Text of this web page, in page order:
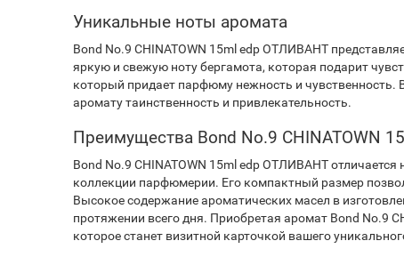
Уникальные ноты аромата
Bond No.9 CHINATOWN 15ml edp ОТЛИВАНТ
яркую и свежую ноту бергамота, которая подарит
который придает парфюму нежность и чувственность.
аромату таинственность и привлекательность.
Преимущества Bond No.9 CHINATOWN
Bond No.9 CHINATOWN 15ml edp ОТЛИВАНТ
коллекции парфюмерии. Его компактный размер
Высокое содержание ароматических масел в
протяжении всего дня. Приобретая аромат Bond No.9
которое станет визитной карточкой вашего